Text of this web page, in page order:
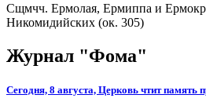
Сщмчч. Ермолая, Ермиппа и
Никомидийских (ок. 305)
Журнал "Фома"
Сегодня, 8 августа, Церковь чтит память